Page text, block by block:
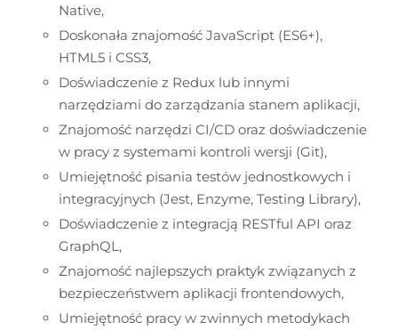
Native,
Doskonała znajomość JavaScript (ES6+),
HTML5 i CSS3,
Doświadczenie z Redux lub innymi
narzędziami do zarządzania stanem aplikacji,
Znajomość narzędzi CI/CD oraz doświadczenie
w pracy z systemami kontroli wersji (Git),
Umiejętność pisania testów jednostkowych i
integracyjnych (Jest, Enzyme, Testing Library),
Doświadczenie z integracją RESTful API oraz
GraphQL,
Znajomość najlepszych praktyk związanych z
bezpieczeństwem aplikacji frontendowych,
Umiejętność pracy w zwinnych metodykach